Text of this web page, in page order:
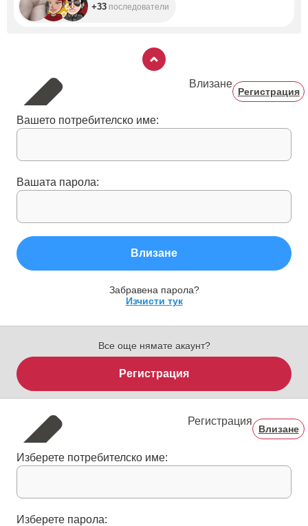
+33 последователи
Влизане
Регистрация
Вашето потребителско име:
Вашата парола:
Влизане
Забравена парола?
Изчисти тук
Все още нямате акаунт?
Регистрация
Регистрация
Влизане
Изберете потребителско име:
Изберете парола: